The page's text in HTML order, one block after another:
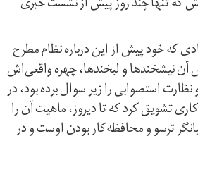
که خود پیش از این درباره نظام مطرح
نیشخند‌ها و لبخندها، چهره واقعی‌اش
استصوابی را زیر سوال برده بود، در
تشویق کرد که تا دیروز، ماهیت آن را
ترسو و محافظه‌کار بودن اوست و در